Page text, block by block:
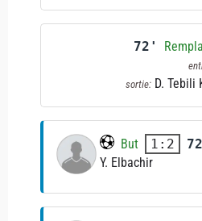
72'
sortie: D. Tebili
But 1:2
Y. Elbachir